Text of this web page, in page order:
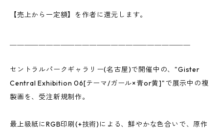
【売上から一定額】を作者に還元します。
セントラルパークギャラリー(名古屋)で開催中の、"Gister
Central Exhibition 06[テーマ/ガール×青or黄]"で展示中の複
製画を、受注新規制作。
最上級紙にRGB印刷(+技術)による、鮮やかな色合いで、原作